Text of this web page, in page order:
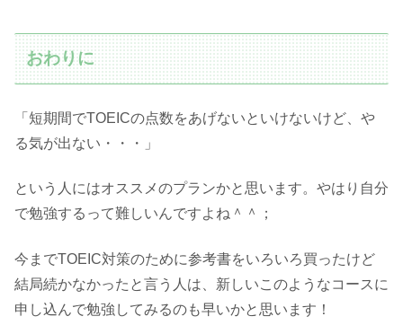
おわりに
「短期間でTOEICの点数をあげないといけないけど、や
る気が出ない・・・」
という人にはオススメのプランかと思います。やはり自分
で勉強するって難しいんですよね＾＾；
今までTOEIC対策のために参考書をいろいろ買ったけど
結局続かなかったと言う人は、新しいこのようなコースに
申し込んで勉強してみるのも早いかと思います！